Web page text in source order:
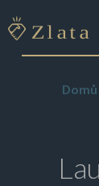
Domů